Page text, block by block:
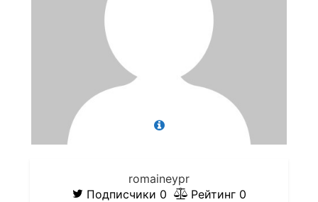
romaineypr
Подписчики 0 Рейтинг 0